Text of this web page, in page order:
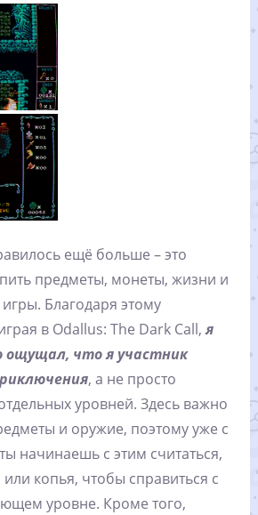
ещё больше – это
предметы, монеты, жизни и
Благодаря этому
в Odallus: The Dark Call,я
ощущал, что я участник
, а не просто
уровней. Здесь важно
и оружие, поэтому уже с
начинаешь с этим считаться,
копья, чтобы справиться с
уровне. Кроме того,